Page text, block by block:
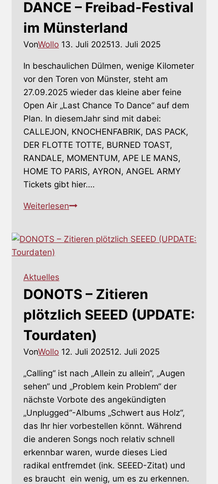
DANCE – Freibad-Festival
im Münsterland
VonWollo 13. Juli 202513. Juli 2025
In beschaulichen Dülmen, wenige Kilometer
vor den Toren von Münster, steht am
27.09.2025 wieder das kleine aber feine
Open Air „Last Chance To Dance“ auf dem
Plan. In diesemJahr sind mit dabei:
CALLEJON, KNOCHENFABRIK, DAS PACK,
DER FLOTTE TOTTE, BURNED TOAST,
RANDALE, MOMENTUM, APE LE MANS,
HOME TO PARIS, AYRON, ANGEL ARMY
Tickets gibt hier….
WeiterlesenLAST
DANCE
im
Münsterland
Aktuelles
DONOTS – Zitieren
plötzlich SEEED (UPDATE:
Tourdaten)
VonWollo 12. Juli 202512. Juli 2025
„Calling“ ist nach „Allein zu allein“, „Augen
sehen“ und „Problem kein Problem“ der
nächste Vorbote des angekündigten
„Unplugged“-Albums „Schwert aus Holz“,
das Ihr hier vorbestellen könnt. Während
die anderen Songs noch relativ schnell
erkennbar waren, wurde dieses Lied
radikal entfremdet (ink. SEEED-Zitat) und
es braucht ein wenig, um es zu erkennen.